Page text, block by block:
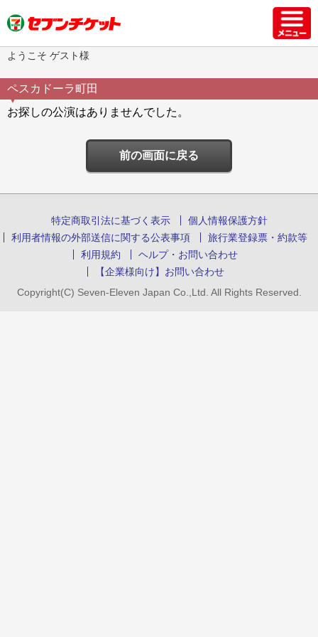
ようこそ ゲスト様
ペスカドーラ町田
お探しの公演はありませんでした。
前の画面に戻る
特定商取引法に基づく表示
個人情報保護方針
利用者情報の外部送信に関する公表事項
旅行業登録票・約款等
利用規約
ヘルプ・お問い合わせ
【企業様向け】お問い合わせ
Copyright(C) Seven-Eleven Japan Co.,Ltd. All Rights Reserved.